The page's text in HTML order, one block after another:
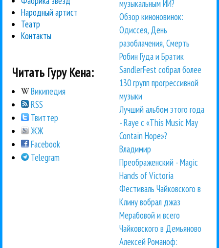
Народный артист
Театр
Контакты
Читать Гуру Кена:
Википедия
RSS
Твиттер
ЖЖ
Facebook
Telegram
музыкальным ИИ?
Обзор киноновинок:
Одиссея, День
разоблачения, Смерть
Робин Гуда и Братик
SandlerFest собрал более
130 групп прогрессивной
музыки
Лучший альбом этого года
- Raye с «This Music May
Contain Hope»?
Владимир
Преображенский - Magic
Hands of Victoria
Фестиваль Чайковского в
Клину вобрал джаз
Мерабовой и всего
Чайковского в Демьяново
Алексей Романоф: